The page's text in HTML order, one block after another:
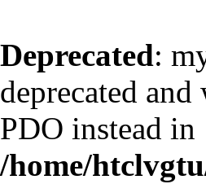
Deprecated:
deprecated
PDO instead in
/home/